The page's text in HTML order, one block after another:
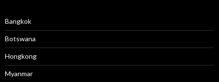
Bangkok
Botswana
Hongkong
Myanmar